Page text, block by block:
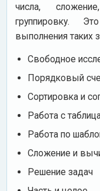
числа,
группировку.
выполнения таких
Свободное
Порядковый
Сортировка и
Работа с
Работа по
Сложение и
Решение задач